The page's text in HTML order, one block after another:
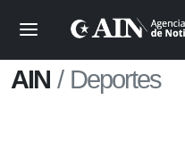
AIN Deportes